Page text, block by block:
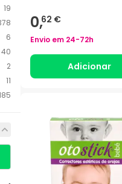
19
6
40
2
11
0,62 €
Envio em 24-72h
Adicionar